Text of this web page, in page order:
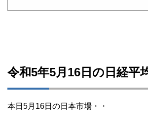
令和5年5月16日の日経平
本日5月16日の日本市場・・